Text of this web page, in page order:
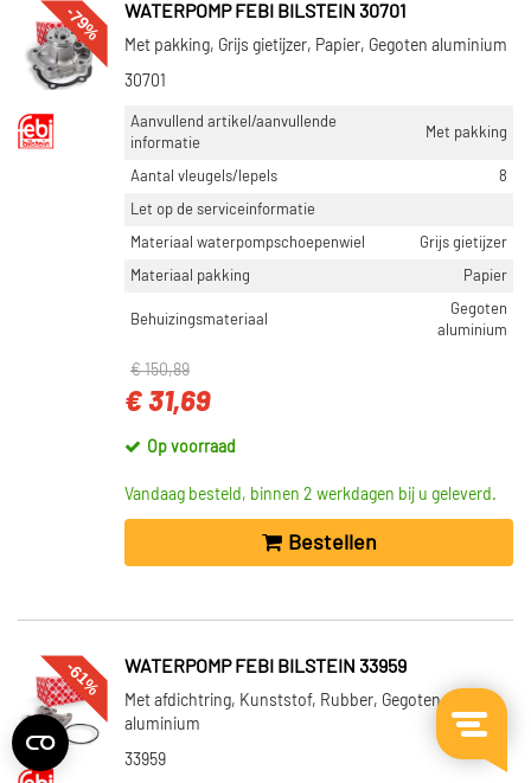
-79% WATERPOMP FEBI BILSTEIN 30701
Met pakking, Grijs gietijzer, Papier, Gegoten aluminium
30701
Aanvullend artikel/aanvullende
informatie
Met pakking
Aantal vleugels/lepels
8
Let op de serviceinformatie
Materiaal waterpompschoepenwiel
Grijs gietijzer
Materiaal pakking
Papier
Behuizingsmateriaal
Gegoten
aluminium
€ 150,89
€ 31,69
Op voorraad
Vandaag besteld, binnen 2 werkdagen bij u geleverd.
Bestellen
-61% WATERPOMP FEBI BILSTEIN 33959
Met afdichtring, Kunststof, Rubber, Gegoten
aluminium
33959